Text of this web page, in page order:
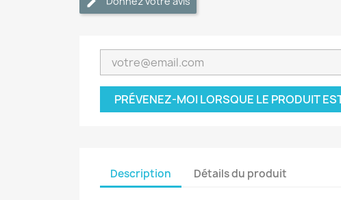
PRÉVENEZ-MOI LORSQUE LE PRODUIT
Description Détails du produit